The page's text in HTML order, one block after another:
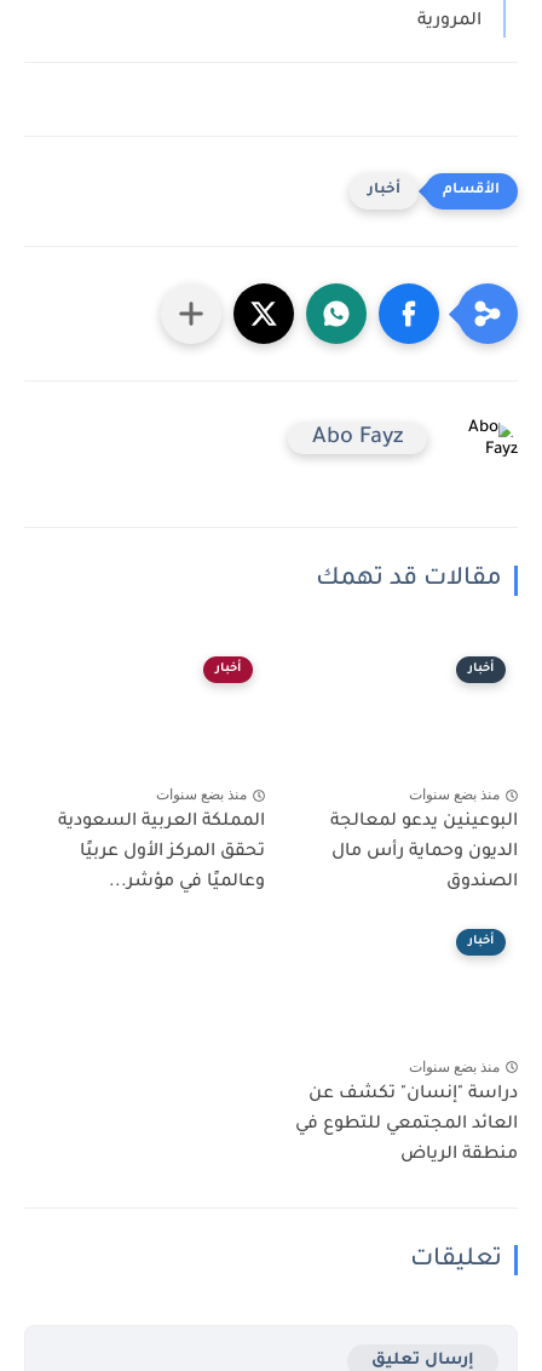
المرورية
أخبار
Abo Fayz
مقالات قد تهمك
أخبار
منذ بضع سنوات
البوعينين يدعو لمعالجة
الديون وحماية رأس مال
الصندوق
أخبار
منذ بضع سنوات
المملكة العربية السعودية
تحقق المركز الأول عربيًا
وعالميًا في مؤشر...
أخبار
منذ بضع سنوات
دراسة "إنسان" تكشف عن
العائد المجتمعي للتطوع في
منطقة الرياض
تعليقات
إرسال تعليق